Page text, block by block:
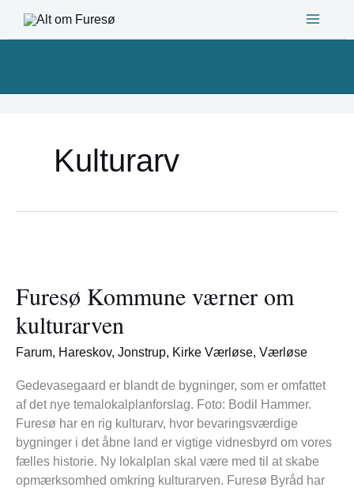
Kulturarv
Furesø Kommune værner om
kulturarven
Farum, Hareskov, Jonstrup, Kirke Værløse, Værløse
Gedevasegaard er blandt de bygninger, som er omfattet
af det nye temalokalplanforslag. Foto: Bodil Hammer.
Furesø har en rig kulturarv, hvor bevaringsværdige
bygninger i det åbne land er vigtige vidnesbyrd om vores
fælles historie. Ny lokalplan skal være med til at skabe
opmærksomhed omkring kulturarven. Furesø Byråd har
værner
om
kulturarven